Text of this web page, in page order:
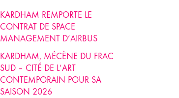
KARDHAM REMPORTE LE
CONTRAT DE SPACE
MANAGEMENT D’AIRBUS
KARDHAM, MÉCÈNE DU FRAC
SUD – CITÉ DE L’ART
CONTEMPORAIN POUR SA
SAISON 2026